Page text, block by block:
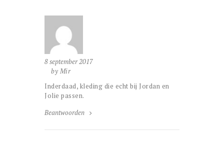
8 september 2017
by Mir
Inderdaad, kleding die echt bij Jordan en
Jolie passen.
Beantwoorden